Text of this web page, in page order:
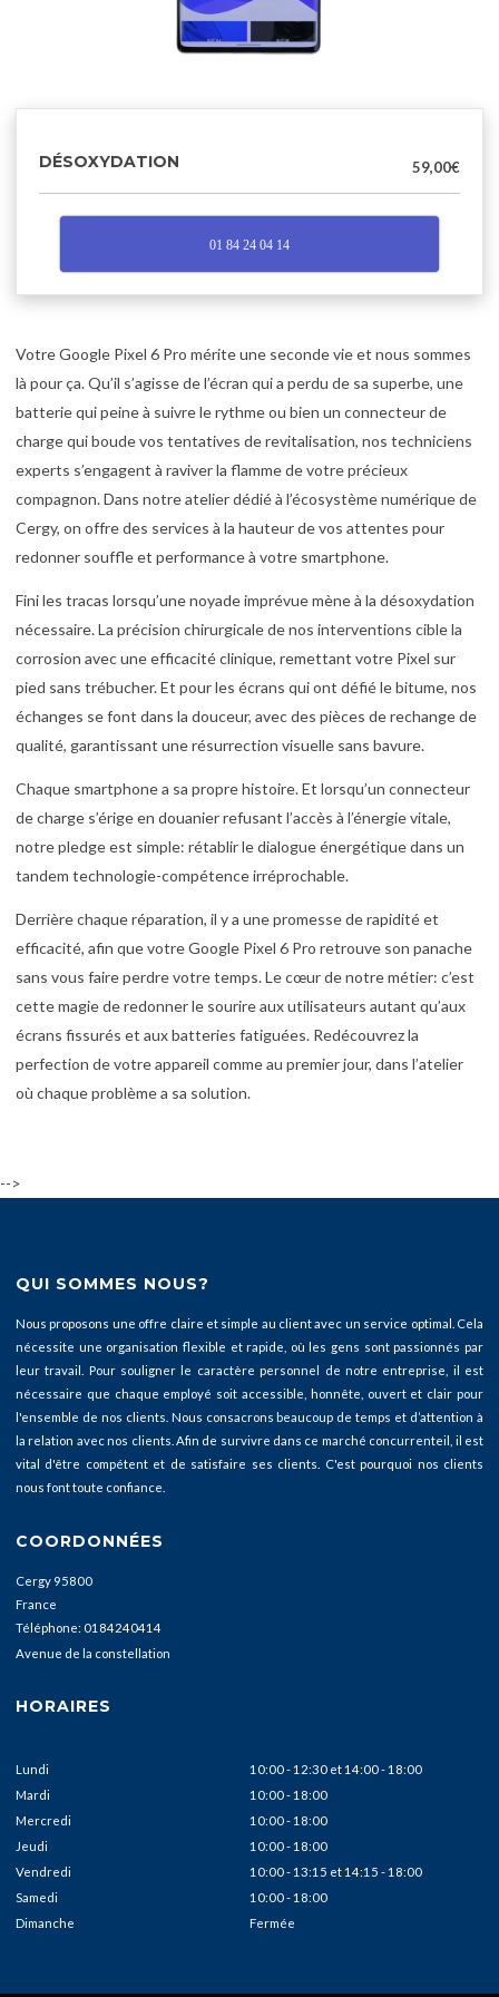
DÉSOXYDATION 59,00€
01 84 24 04 14
Votre Google Pixel 6 Pro mérite une seconde vie et nous sommes
là pour ça. Qu’il s’agisse de l’écran qui a perdu de sa superbe, une
batterie qui peine à suivre le rythme ou bien un connecteur de
charge qui boude vos tentatives de revitalisation, nos techniciens
experts s’engagent à raviver la flamme de votre précieux
compagnon. Dans notre atelier dédié à l’écosystème numérique de
Cergy, on offre des services à la hauteur de vos attentes pour
redonner souffle et performance à votre smartphone.
Fini les tracas lorsqu’une noyade imprévue mène à la désoxydation
nécessaire. La précision chirurgicale de nos interventions cible la
corrosion avec une efficacité clinique, remettant votre Pixel sur
pied sans trébucher. Et pour les écrans qui ont défié le bitume, nos
échanges se font dans la douceur, avec des pièces de rechange de
qualité, garantissant une résurrection visuelle sans bavure.
Chaque smartphone a sa propre histoire. Et lorsqu’un connecteur
de charge s’érige en douanier refusant l’accès à l’énergie vitale,
notre pledge est simple: rétablir le dialogue énergétique dans un
tandem technologie-compétence irréprochable.
Derrière chaque réparation, il y a une promesse de rapidité et
efficacité, afin que votre Google Pixel 6 Pro retrouve son panache
sans vous faire perdre votre temps. Le cœur de notre métier: c’est
cette magie de redonner le sourire aux utilisateurs autant qu’aux
écrans fissurés et aux batteries fatiguées. Redécouvrez la
perfection de votre appareil comme au premier jour, dans l’atelier
où chaque problème a sa solution.
-->
QUI SOMMES NOUS?
Nous proposons une offre claire et simple au client avec un service optimal. Cela
nécessite une organisation flexible et rapide, où les gens sont passionnés par
leur travail. Pour souligner le caractère personnel de notre entreprise, il est
nécessaire que chaque employé soit accessible, honnête, ouvert et clair pour
l'ensemble de nos clients. Nous consacrons beaucoup de temps et d’attention à
la relation avec nos clients. Afin de survivre dans ce marché concurrenteil, il est
vital d'être compétent et de satisfaire ses clients. C'est pourquoi nos clients
nous font toute confiance.
COORDONNÉES
Cergy 95800
France
Téléphone: 0184240414
Avenue de la constellation
HORAIRES
Lundi 10:00 - 12:30 et14:00 - 18:00
Mardi
10:00 - 18:00
Mercredi
10:00 - 18:00
Jeudi
10:00 - 18:00
Vendredi
10:00 - 13:15 et14:15 - 18:00
Samedi
10:00 - 18:00
Dimanche
Fermée